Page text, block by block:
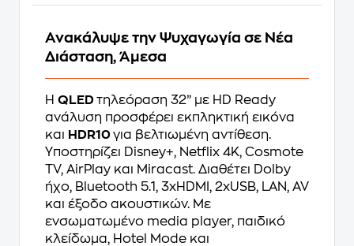
Ανακάλυψε την Ψυχαγωγία σε Νέα
Διάσταση, Άμεσα
Η QLEDτηλεόραση 32” με HD Ready
ανάλυση προσφέρει εκπληκτική εικόνα
και HDR10για βελτιωμένη αντίθεση.
Υποστηρίζει Disney+, Netflix 4K, Cosmote
TV, AirPlay και Miracast. Διαθέτει Dolby
ήχο, Bluetooth 5.1, 3xHDMI, 2xUSB, LAN, AV
και έξοδο ακουστικών. Με
ενσωματωμένο media player, παιδικό
κλείδωμα, Hotel Mode και